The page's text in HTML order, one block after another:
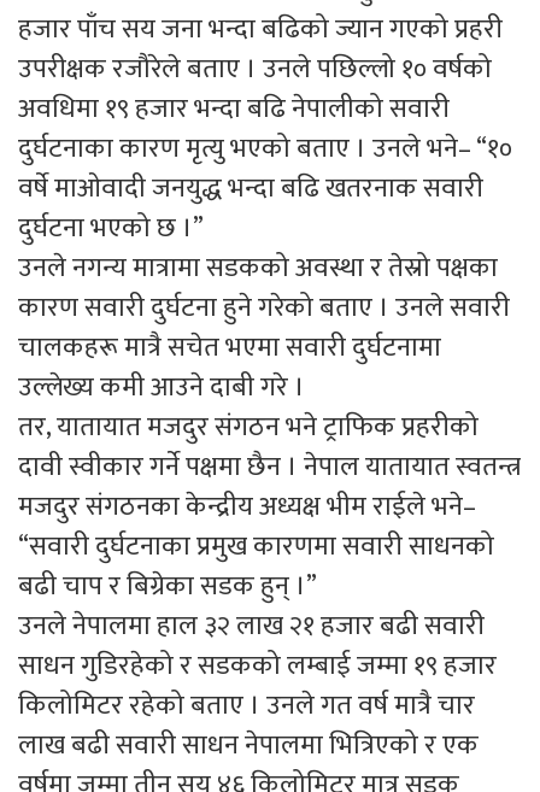
हजार पाँच सय जना भन्दा बढिको ज्यान गएको प्रहरी
उपरीक्षक रजौरेले बताए । उनले पछिल्लो १० वर्षको
अवधिमा १९ हजार भन्दा बढि नेपालीको सवारी
दुर्घटनाका कारण मृत्यु भएको बताए । उनले भने– “१०
वर्षे माओवादी जनयुद्ध भन्दा बढि खतरनाक सवारी
दुर्घटना भएको छ ।”
उनले नगन्य मात्रामा सडकको अवस्था र तेस्रो पक्षका
कारण सवारी दुर्घटना हुने गरेको बताए । उनले सवारी
चालकहरू मात्रै सचेत भएमा सवारी दुर्घटनामा
उल्लेख्य कमी आउने दाबी गरे ।
तर, यातायात मजदुर संगठन भने ट्राफिक प्रहरीको
दावी स्वीकार गर्ने पक्षमा छैन । नेपाल यातायात स्वतन्त्र
मजदुर संगठनका केन्द्रीय अध्यक्ष भीम राईले भने–
“सवारी दुर्घटनाका प्रमुख कारणमा सवारी साधनको
बढी चाप र बिग्रेका सडक हुन् ।”
उनले नेपालमा हाल ३२ लाख २१ हजार बढी सवारी
साधन गुडिरहेको र सडकको लम्बाई जम्मा १९ हजार
किलोमिटर रहेको बताए । उनले गत वर्ष मात्रै चार
लाख बढी सवारी साधन नेपालमा भित्रिएको र एक